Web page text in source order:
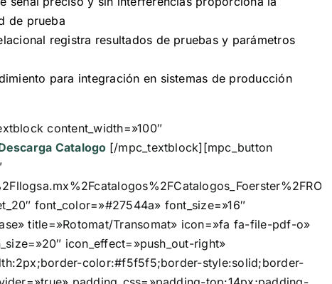
de prueba
registra resultados de pruebas y parámetros
para integración en sistemas de producción
content_width=»100″
Catalogo [/mpc_textblock][mpc_button
font_color=»#27544a» font_size=»16″
title=»Rotomat/Transomat» icon=»fa fa-file-pdf-o»
icon_effect=»push_out-right»
color:#f5f5f5;border-style:solid;border-